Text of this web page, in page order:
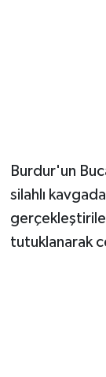
Burdur'un
silahlı
tutuklanarak